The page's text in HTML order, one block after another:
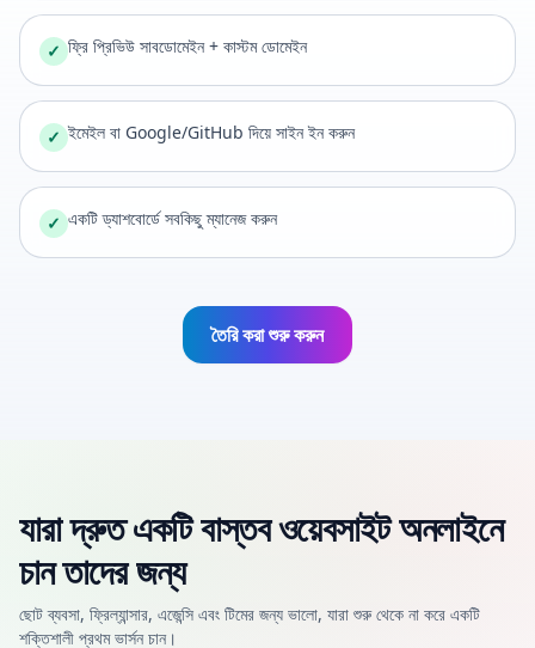
✓ ফ্রি প্রিভিউ সাবডোমেইন + কাস্টম ডোমেইন
✓ ইমেইল বা Google/GitHub দিয়ে সাইন ইন করুন
✓ একটি ড্যাশবোর্ডে সবকিছু ম্যানেজ করুন
তৈরি করা শুরু করুন
যারা দ্রুত একটি বাস্তব ওয়েবসাইট অনলাইনে
চান তাদের জন্য
ছোট ব্যবসা, ফ্রিল্যান্সার, এজেন্সি এবং টিমের জন্য ভালো, যারা শুরু থেকে না করে একটি
শক্তিশালী প্রথম ভার্সন চান।